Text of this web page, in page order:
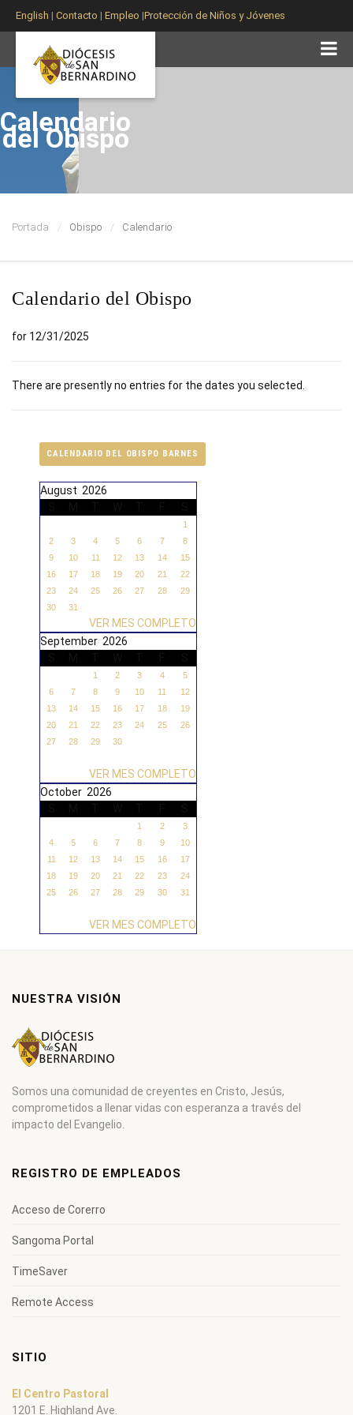
English | Contacto | Empleo |Protección de Niños y Jóvenes
Calendario
del Obispo
Portada Obispo Calendario
Calendario del Obispo
for 12/31/2025
There are presently no entries for the dates you selected.
CALENDARIO DEL OBISPO BARNES
August 2026
1
2
3 4 5 6 7
8
9
10 11 12 13 14
15
16
17 18 19 20 21
22
23
24 25 26 27 28
29
30
31
VER MES COMPLETO
September 2026
1 2 3 4
5
6
7 8 9 10 11
12
13
14 15 16 17 18
19
20
21 22 23 24 25
26
27
28 29 30
VER MES COMPLETO
October 2026
1 2
3
4
5 6 7 8 9
10
11
12 13 14 15 16
17
18
19 20 21 22 23
24
25
26 27 28 29 30 31
VER MES COMPLETO
NUESTRA VISIÓN
Somos una comunidad de creyentes en Cristo, Jesús,
comprometidos a llenar vidas con esperanza a través del
impacto del Evangelio.
REGISTRO DE EMPLEADOS
Acceso de Corerro
Sangoma Portal
TimeSaver
Remote Access
SITIO
El Centro Pastoral
1201 E. Highland Ave.